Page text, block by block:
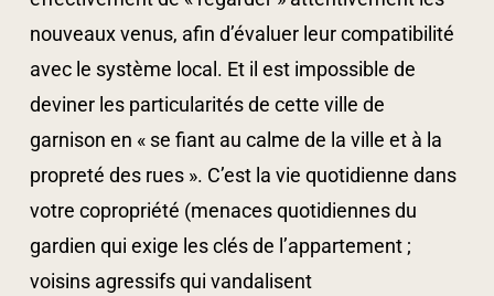
nouveaux venus, afin d’évaluer leur compatibilité
avec le système local. Et il est impossible de
deviner les particularités de cette ville de
garnison en « se fiant au calme de la ville et à la
propreté des rues ». C’est la vie quotidienne dans
votre copropriété (menaces quotidiennes du
gardien qui exige les clés de l’appartement ;
voisins agressifs qui vandalisent